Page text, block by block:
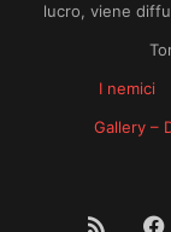
lucro, viene
I nemici
Gallery –
RSS